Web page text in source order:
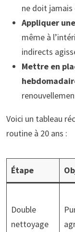
ne doit
Appliquer
même à
indirects
Mettre en
Voici un tableau
routine à 20 ans :
Étape
Double
nettoyage